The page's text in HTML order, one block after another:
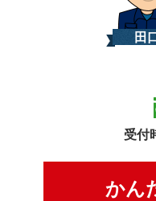
田口
受付
かん